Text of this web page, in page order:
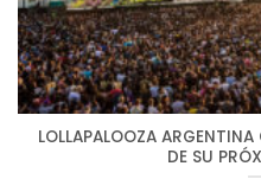
LOLLAPALOOZA
DE SU